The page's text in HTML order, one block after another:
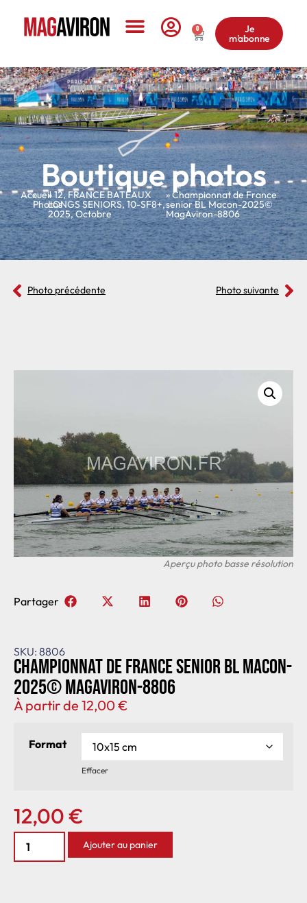
0 Je
m'abonne
Boutique photos
Accueil
»
Photos
»12,FRANCE BATEAUX
LONGS SENIORS,10-SF8+,
2025,Octobre
» Championnat de France
senior BL Macon-2025©
MagAviron-8806
Photo précédente Photo suivante
SKU: 8806
Championnat de France senior BL Macon-
2025© MagAviron-8806
À partir de 12,00€
Format
Effacer
12,00€
Ajouter au panier
Partager